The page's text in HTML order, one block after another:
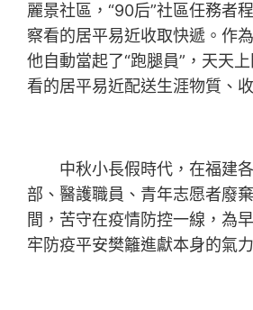
麗景社區，“90后”社區任務者
察看的居平易近收取快遞。作
他自動當起了“跑腿員”，天天
看的居平易近配送生涯物質、
中秋小長假時代，在福建各
部、醫護職員、青年志愿者廢
間，苦守在疫情防控一線，為
牢防疫平安樊籬進獻本身的氣力